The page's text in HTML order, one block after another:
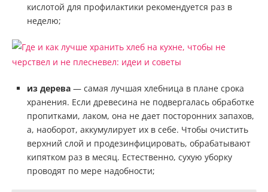
кислотой для профилактики рекомендуется раз в
неделю;
из дерева — самая лучшая хлебница в плане срока
хранения. Если древесина не подвергалась обработке
пропитками, лаком, она не дает посторонних запахов,
а, наоборот, аккумулирует их в себе. Чтобы очистить
верхний слой и продезинфицировать, обрабатывают
кипятком раз в месяц. Естественно, сухую уборку
проводят по мере надобности;